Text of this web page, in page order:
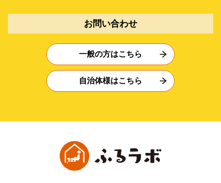
お問い合わせ
一般の方はこちら
自治体様はこちら